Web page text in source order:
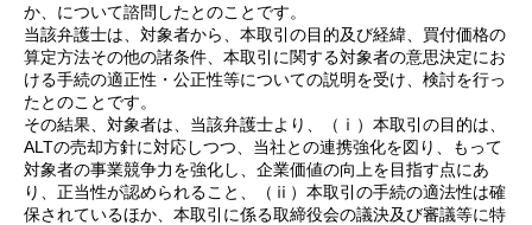
か、について諮問したとのことです。
当該弁護士は、対象者から、本取引の目的及び経緯、買付価格の
算定方法その他の諸条件、本取引に関する対象者の意思決定にお
ける手続の適正性・公正性等についての説明を受け、検討を行っ
たとのことです。
その結果、対象者は、当該弁護士より、（ⅰ）本取引の目的は、
ALTの売却方針に対応しつつ、当社との連携強化を図り、もって
対象者の事業競争力を強化し、企業価値の向上を目指す点にあ
り、正当性が認められること、（ⅱ）本取引の手続の適法性は確
保されているほか、本取引に係る取締役会の議決及び審議等に特